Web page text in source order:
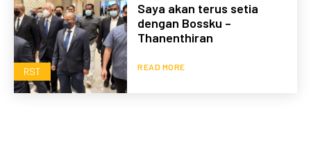
RST
Saya akan terus setia
dengan Bossku –
Thanenthiran
READ MORE